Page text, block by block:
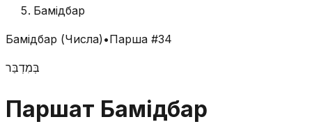
Бамідбар
Бамідбар (Числа)•Парша #34
בְּמִדְבַּר
Паршат Бамідбар